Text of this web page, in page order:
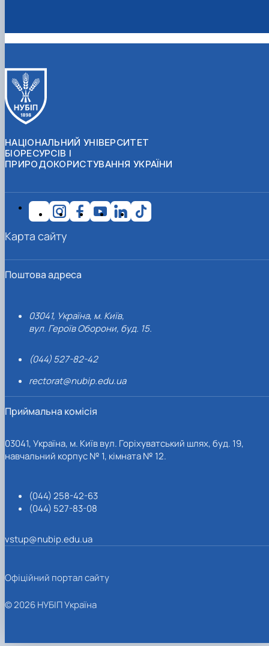
НАЦІОНАЛЬНИЙ УНІВЕРСИТЕТ
БІОРЕСУРСІВ І
ПРИРОДОКОРИСТУВАННЯ УКРАЇНИ
Поштова адреса
03041, Україна, м. Київ,
вул. Героїв Оборони, буд. 15.
(044) 527-82-42
rectorat@nubip.edu.ua
Приймальна комісія
03041, Україна, м. Київ вул. Горіхуватський шлях, буд. 19,
навчальний корпус № 1, кімната № 12.
(044) 258-42-63
(044) 527-83-08
vstup@nubip.edu.ua
Карта сайту
Офіційний портал сайту
© 2026 НУБІП Україна